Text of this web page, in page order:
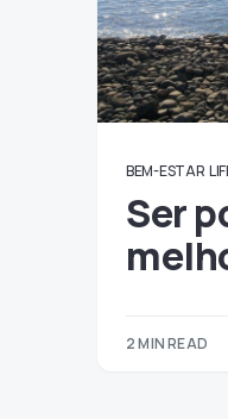
BEM-ESTAR
Ser
2 MIN READ